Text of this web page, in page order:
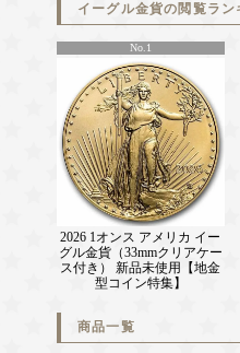
イーグル金貨の閲覧ラン
No.1
2026 1オンス アメリカ イー
グル金貨（33mmクリアケー
ス付き） 新品未使用【地金
型コイン特集】
商品一覧